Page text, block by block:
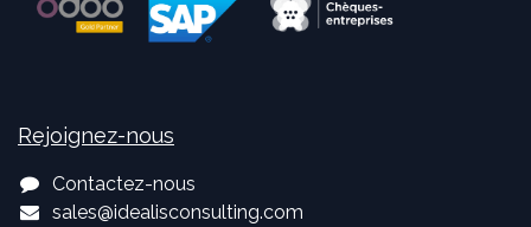
Rejoignez-nous
Contactez-nous
sales@idealisconsulting.com